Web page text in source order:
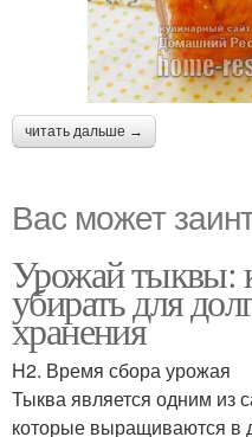
читать дальше →
Вас может
Урожай тыквы:
убирать для
хранения
H2. Время сбора урожая
Тыква является одним из
которые выращиваются в